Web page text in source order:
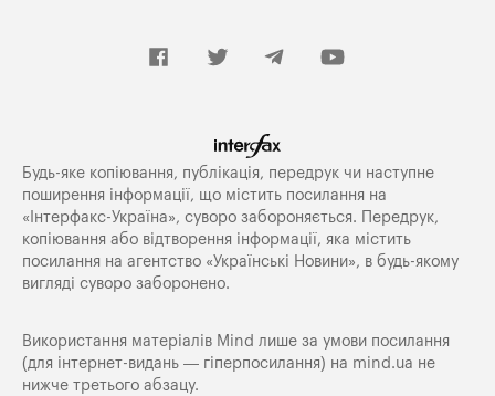
Будь-яке копiювання, публiкацiя, передрук чи наступне
поширення iнформацiї, що мiстить посилання на
«Iнтерфакс-Україна», суворо забороняється. Передрук,
копіювання або відтворення інформації, яка містить
посилання на агентство «Українські Новини», в будь-якому
вигляді суворо заборонено.
Використання матеріалів Mind лише за умови посилання
(для інтернет-видань — гіперпосилання) на mind.ua не
нижче третього абзацу.